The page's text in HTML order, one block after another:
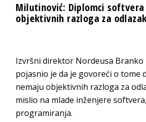
Milutinović: Diplomci
objektivnih razloga za
Izvršni direktor Nordeusa
pojasnio je da je govoreći o tome
nemaju objektivnih razloga za
mislio na mlade inženjere
programiranja.